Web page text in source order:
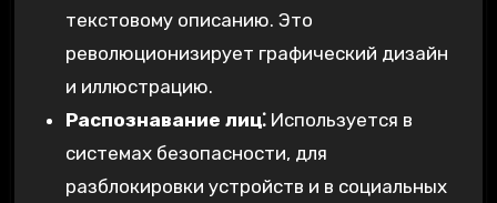
текстовому описанию. Это
революционизирует графический дизайн
и иллюстрацию.
Распознавание лиц⁚Используется в
системах безопасности, для
разблокировки устройств и в социальных